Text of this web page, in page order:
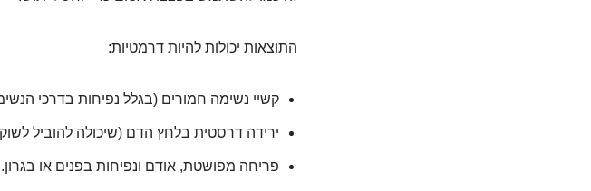
התוצאות יכולות להיות דרמטיות:
קשיי נשימה חמורים (בגלל נפיחות בדרכי
ירידה דרסטית בלחץ הדם (שיכולה להוביל
פריחה מפושטת, אודם ונפיחות בפנים או בגרון.